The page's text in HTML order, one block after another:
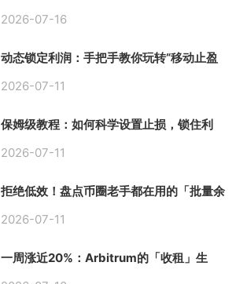
初始化
2026-07-16
动态锁定利润：手把手教你玩转“移动止盈
2026-07-11
保姆级教程：如何科学设置止损，锁住利
2026-07-11
拒绝低效！盘点币圈老手都在用的「批量余
2026-07-11
一周涨近20%：Arbitrum的「收租」生